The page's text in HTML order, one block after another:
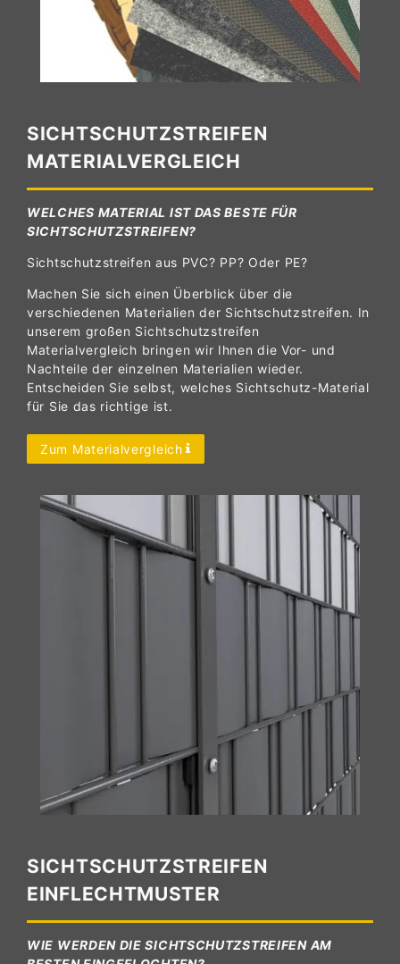
SICHTSCHUTZSTREIFEN
MATERIALVERGLEICH
WELCHES MATERIAL IST DAS BESTE FÜR
SICHTSCHUTZSTREIFEN?
Sichtschutzstreifen aus PVC? PP? Oder PE?
Machen Sie sich einen Überblick über die
verschiedenen Materialien der Sichtschutzstreifen. In
unserem großen Sichtschutzstreifen
Materialvergleich bringen wir Ihnen die Vor- und
Nachteile der einzelnen Materialien wieder.
Entscheiden Sie selbst, welches Sichtschutz-Material
für Sie das richtige ist.
Zum Materialvergleich
SICHTSCHUTZSTREIFEN
EINFLECHTMUSTER
WIE WERDEN DIE SICHTSCHUTZSTREIFEN AM